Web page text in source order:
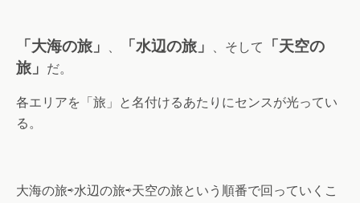
「大海の旅」 、 「水辺の旅」 、そして
「天空の
旅」 だ。
各エリアを「旅」と名付けるあたりにセンスが光ってい
る。
大海の旅⇨水辺の旅⇨天空の旅という順番で回っていくこ